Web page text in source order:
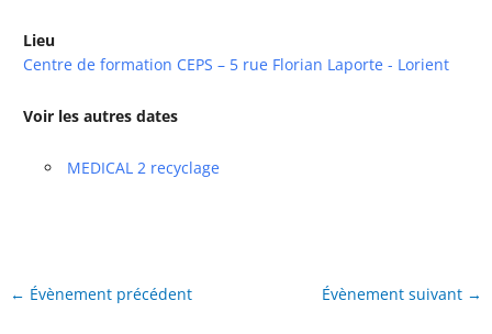
Lieu
Centre de formation CEPS – 5 rue Florian Laporte - Lorient
Voir les autres dates
MEDICAL 2 recyclage
← Évènement précédent Évènement suivant →